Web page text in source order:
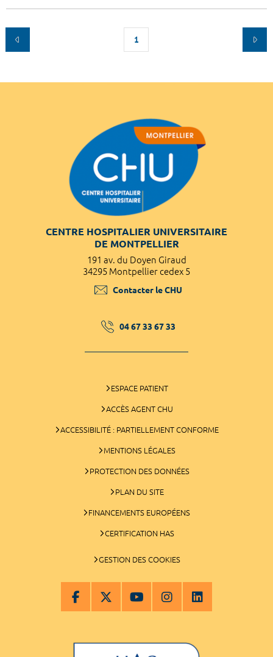
1
CENTRE HOSPITALIER UNIVERSITAIRE
DE MONTPELLIER
191 av. du Doyen Giraud
34295 Montpellier cedex 5
Contacter le CHU
04 67 33 67 33
ESPACE PATIENT
ACCÈS AGENT CHU
ACCESSIBILITÉ : PARTIELLEMENT CONFORME
MENTIONS LÉGALES
PROTECTION DES DONNÉES
PLAN DU SITE
FINANCEMENTS EUROPÉENS
CERTIFICATION HAS
GESTION DES COOKIES